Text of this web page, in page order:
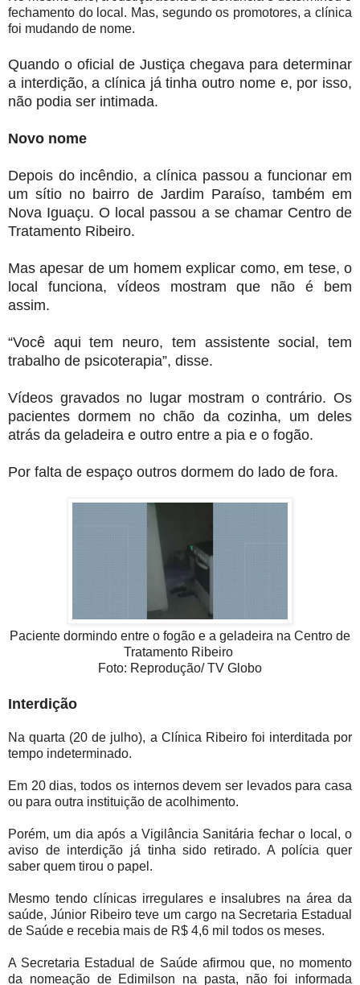
fechamento do local. Mas, segundo os promotores, a clínica
foi mudando de nome.
Quando o oficial de Justiça chegava para determinar
a interdição, a clínica já tinha outro nome e, por isso,
não podia ser intimada.
Novo nome
Depois do incêndio, a clínica passou a funcionar em
um sítio no bairro de Jardim Paraíso, também em
Nova Iguaçu. O local passou a se chamar Centro de
Tratamento Ribeiro.
Mas apesar de um homem explicar como, em tese, o
local funciona, vídeos mostram que não é bem
assim.
“Você aqui tem neuro, tem assistente social, tem
trabalho de psicoterapia”, disse.
Vídeos gravados no lugar mostram o contrário. Os
pacientes dormem no chão da cozinha, um deles
atrás da geladeira e outro entre a pia e o fogão.
Por falta de espaço outros dormem do lado de fora.
Paciente dormindo entre o fogão e a geladeira na Centro de
Tratamento Ribeiro
Foto: Reprodução/ TV Globo
Interdição
Na quarta (20 de julho), a Clínica Ribeiro foi interditada por
tempo indeterminado.
Em 20 dias, todos os internos devem ser levados para casa
ou para outra instituição de acolhimento.
Porém, um dia após a Vigilância Sanitária fechar o local, o
aviso de interdição já tinha sido retirado. A polícia quer
saber quem tirou o papel.
Mesmo tendo clínicas irregulares e insalubres na área da
saúde, Júnior Ribeiro teve um cargo na Secretaria Estadual
de Saúde e recebia mais de R$ 4,6 mil todos os meses.
A Secretaria Estadual de Saúde afirmou que, no momento
da nomeação de Edimilson na pasta, não foi informada